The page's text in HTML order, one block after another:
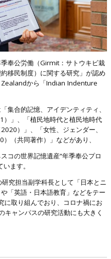
奉公労働（Girmit：サトウキビ栽
移民制度）に関する研究」が認め
から「Indian Indenture
集合的記憶、アイデンティティ、
」、「植民地時代と植民地時代
）」、「女性、ジェンダー、
（共同著作）」などがあり、
コの世界記憶遺産“年季奉公プロ
ます。
究担当副学科長として「日本とニ
「英語・日本語教育」などをテー
に取り組んでおり、コロナ禍にお
キャンパスの研究活動にも大きく